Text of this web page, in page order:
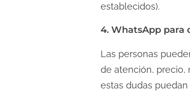
establecidos).
4. WhatsApp para
Las personas
de atención, precio,
estas dudas